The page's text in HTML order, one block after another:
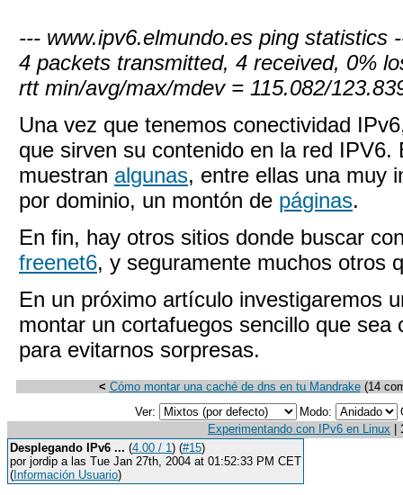
--- www.ipv6.elmundo.es ping statistics
4 packets transmitted, 4 received, 0%
rtt min/avg/max/mdev = 115.082/
Una vez que tenemos conectividad
que sirven su contenido en la red IPV6.
muestran algunas, entre ellas una muy
por dominio, un montón de páginas.
En fin, hay otros sitios donde buscar
freenet6, y seguramente muchos otros
En un próximo artículo investigaremos
montar un cortafuegos sencillo que
para evitarnos sorpresas.
< Cómo montar una caché de dns en tu Mandrake(14
Ver:
Modo:
Experimentando con IPv6 en Linux
Desplegando IPv6 ... (4.00 / 1) (#15)
por jordip a las Tue Jan 27th, 2004 at 01:52:33 PM CET
( Información Usuario)